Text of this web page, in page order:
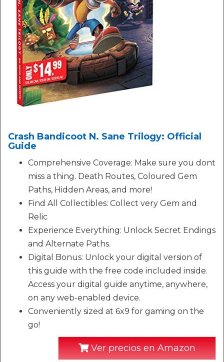
Crash Bandicoot N. Sane Trilogy: Official
Guide
Comprehensive Coverage: Make sure you dont
miss a thing. Death Routes, Coloured Gem
Paths, Hidden Areas, and more!
Find All Collectibles: Collect very Gem and
Relic
Experience Everything: Unlock Secret Endings
and Alternate Paths.
Digital Bonus: Unlock your digital version of
this guide with the free code included inside.
Access your digital guide anytime, anywhere,
on any web-enabled device.
Conveniently sized at 6x9 for gaming on the
go!
Ver precios en Amazon